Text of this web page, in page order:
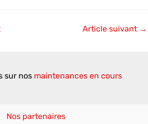
Article suivant →
sur nos maintenances en cours
Nos partenaires